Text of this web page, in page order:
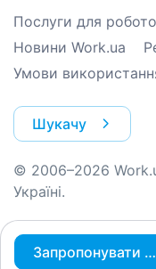
Запропонувати
Послуги для
Новини Work.ua
Умови
Шукачу
© 2006–2026
Україні.